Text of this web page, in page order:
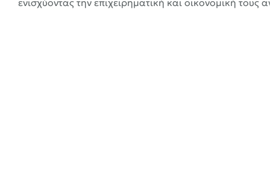
ενισχύοντας την επιχειρηματική και οικονομική τους